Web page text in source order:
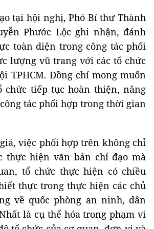
tại hội nghị, Phó Bí thư Thành
Phước Lộc ghi nhận, đánh
toàn diện trong công tác phối
lượng vũ trang với các tổ chức
TPHCM. Đồng chí mong muốn
chức tiếp tục hoàn thiện, nâng
tác phối hợp trong thời gian
việc phối hợp trên không chỉ
thực hiện văn bản chỉ đạo mà
tổ chức thực hiện có chiều
thực trong thực hiện các chủ
về quốc phòng an ninh, dân
là cụ thể hóa trong phạm vi